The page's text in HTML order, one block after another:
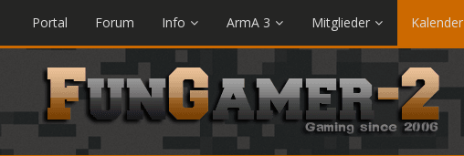
Portal Forum Info ArmA 3 Mitglieder Kalender